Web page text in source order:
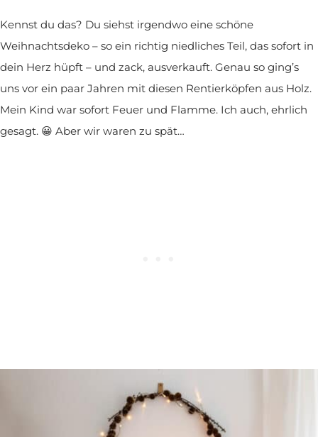
Kennst du das? Du siehst irgendwo eine schöne
Weihnachtsdeko – so ein richtig niedliches Teil, das sofort in
dein Herz hüpft – und zack, ausverkauft. Genau so ging’s
uns vor ein paar Jahren mit diesen Rentierköpfen aus Holz.
Mein Kind war sofort Feuer und Flamme. Ich auch, ehrlich
gesagt. 😀 Aber wir waren zu spät…